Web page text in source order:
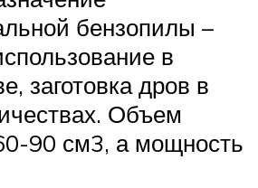
бензопилы –
в
заготовка дров в
Объем
90 см3, а мощность